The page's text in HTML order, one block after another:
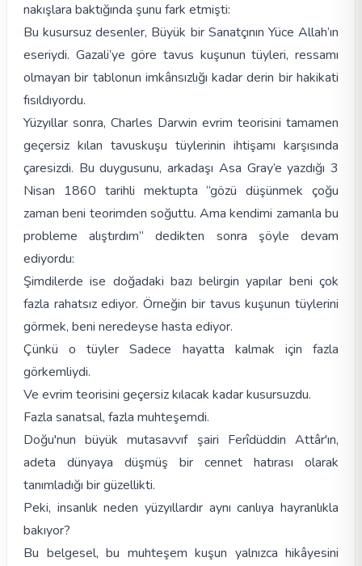
nakışlara baktığında şunu fark etmişti:
Bu kusursuz desenler, Büyük bir Sanatçının Yüce Allah’ın
eseriydi. Gazali’ye göre tavus kuşunun tüyleri, ressamı
olmayan bir tablonun imkânsızlığı kadar derin bir hakikati
fısıldıyordu.
Yüzyıllar sonra, Charles Darwin evrim teorisini tamamen
geçersiz kılan tavuskuşu tüylerinin ihtişamı karşısında
çaresizdi. Bu duygusunu, arkadaşı Asa Gray’e yazdığı 3
Nisan 1860 tarihli mektupta “gözü düşünmek çoğu
zaman beni teorimden soğuttu. Ama kendimi zamanla bu
probleme alıştırdım” dedikten sonra şöyle devam
ediyordu:
Şimdilerde ise doğadaki bazı belirgin yapılar beni çok
fazla rahatsız ediyor. Örneğin bir tavus kuşunun tüylerini
görmek, beni neredeyse hasta ediyor.
Çünkü o tüyler Sadece hayatta kalmak için fazla
görkemliydi.
Ve evrim teorisini geçersiz kılacak kadar kusursuzdu.
Fazla sanatsal, fazla muhteşemdi.
Doğu'nun büyük mutasavvıf şairi Ferîdüddin Attâr'ın,
adeta dünyaya düşmüş bir cennet hatırası olarak
tanımladığı bir güzellikti.
Peki, insanlık neden yüzyıllardır aynı canlıya hayranlıkla
bakıyor?
Bu belgesel, bu muhteşem kuşun yalnızca hikâyesini